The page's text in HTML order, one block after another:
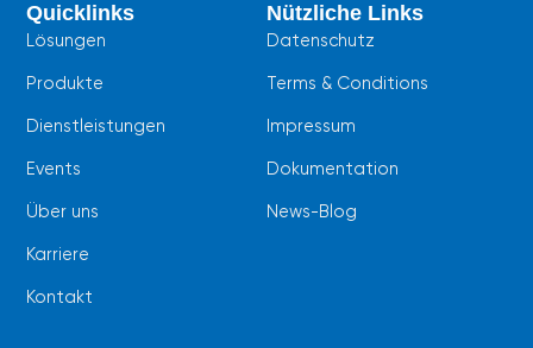
o
o
k
a
p
p
Quicklinks
Lösungen
Produkte
Dienstleistungen
Events
Über uns
Karriere
Kontakt
Nützliche Links
Datenschutz
Terms & Conditions
Impressum
Dokumentation
News-Blog